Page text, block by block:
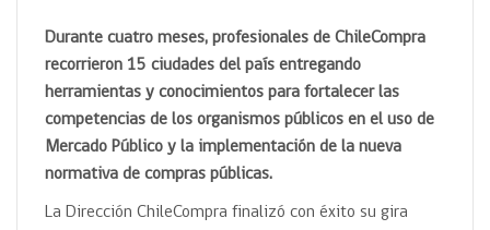
Durante cuatro meses, profesionales de ChileCompra
recorrieron 15 ciudades del país entregando
herramientas y conocimientos para fortalecer las
competencias de los organismos públicos en el uso de
Mercado Público y la implementación de la nueva
normativa de compras públicas.
La Dirección ChileCompra finalizó con éxito su gira